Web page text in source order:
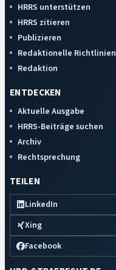
HRRS unterstützen
HRRS zitieren
Publizieren
Redaktionelle Richtlinien
Redaktion
ENTDECKEN
Aktuelle Ausgabe
HRRS-Beiträge suchen
Archiv
Rechtsprechung
TEILEN
LinkedIn
Xing
Facebook